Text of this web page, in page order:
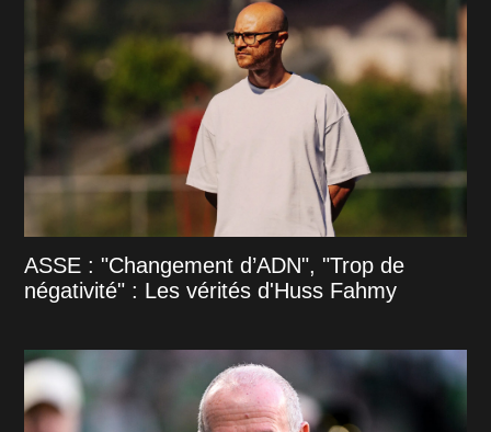
ASSE : "Changement d’ADN", "Trop de
négativité" : Les vérités d'Huss Fahmy